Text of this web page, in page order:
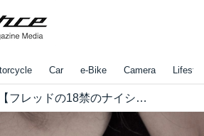
Car e-Bike Camera
【フレッドの18禁のナイショの話】エピソード10 男はピストン、女はシリンダー。だから協力し合うのさ。